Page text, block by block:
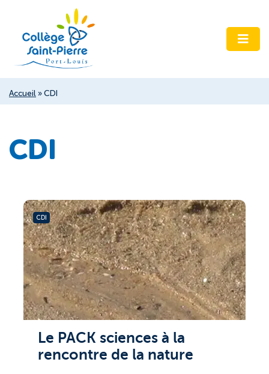
Accueil » CDI
CDI
CDI
Le PACK sciences à la
rencontre de la nature